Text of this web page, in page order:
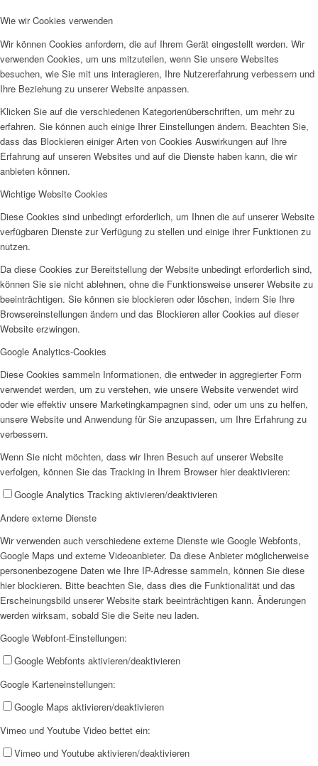
Betriebsrat
Projekte & Aktionen
AG Wohlfahrt im Kreis Kleve
Wir als Arbeitgeberin
Mitglied werden
Wie wir Cookies verwenden
Wir können Cookies anfordern, die auf Ihrem Gerät eingestellt werden. Wir
verwenden Cookies, um uns mitzuteilen, wenn Sie unsere Websites
besuchen, wie Sie mit uns interagieren, Ihre Nutzererfahrung verbessern und
Ihre Beziehung zu unserer Website anpassen.
Klicken Sie auf die verschiedenen Kategorienüberschriften, um mehr zu
erfahren. Sie können auch einige Ihrer Einstellungen ändern. Beachten Sie,
dass das Blockieren einiger Arten von Cookies Auswirkungen auf Ihre
Erfahrung auf unseren Websites und auf die Dienste haben kann, die wir
anbieten können.
Wichtige Website Cookies
Diese Cookies sind unbedingt erforderlich, um Ihnen die auf unserer Website
verfügbaren Dienste zur Verfügung zu stellen und einige ihrer Funktionen zu
nutzen.
Da diese Cookies zur Bereitstellung der Website unbedingt erforderlich sind,
können Sie sie nicht ablehnen, ohne die Funktionsweise unserer Website zu
beeinträchtigen. Sie können sie blockieren oder löschen, indem Sie Ihre
Browsereinstellungen ändern und das Blockieren aller Cookies auf dieser
Website erzwingen.
Google Analytics-Cookies
Diese Cookies sammeln Informationen, die entweder in aggregierter Form
verwendet werden, um zu verstehen, wie unsere Website verwendet wird
oder wie effektiv unsere Marketingkampagnen sind, oder um uns zu helfen,
unsere Website und Anwendung für Sie anzupassen, um Ihre Erfahrung zu
verbessern.
Wenn Sie nicht möchten, dass wir Ihren Besuch auf unserer Website
verfolgen, können Sie das Tracking in Ihrem Browser hier deaktivieren:
Google Analytics Tracking aktivieren/deaktivieren
Andere externe Dienste
Wir verwenden auch verschiedene externe Dienste wie Google Webfonts,
Google Maps und externe Videoanbieter. Da diese Anbieter möglicherweise
personenbezogene Daten wie Ihre IP-Adresse sammeln, können Sie diese
hier blockieren. Bitte beachten Sie, dass dies die Funktionalität und das
Erscheinungsbild unserer Website stark beeinträchtigen kann. Änderungen
werden wirksam, sobald Sie die Seite neu laden.
Google Webfont-Einstellungen:
Google Webfonts aktivieren/deaktivieren
Google Karteneinstellungen:
Google Maps aktivieren/deaktivieren
Vimeo und Youtube Video bettet ein:
Vimeo und Youtube aktivieren/deaktivieren